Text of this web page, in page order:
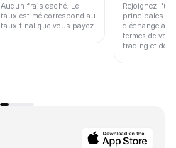
Aucun frais caché. Le
taux estimé correspond au
taux final que vous payez.
Rejoignez
principales
d'échange au
termes de
trading et de